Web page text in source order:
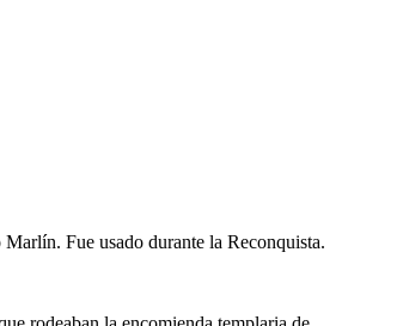
Fue usado durante la Reconquista.